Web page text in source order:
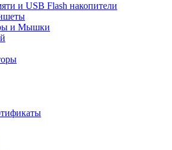
и USB Flash накопители
и Мышки